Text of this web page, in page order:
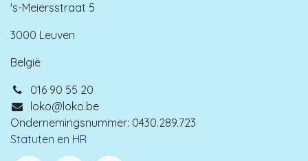
's-Meiersstraat 5
3000 Leuven
België
016 90 55 20
loko@loko.be
Ondernemingsnummer: 0430.289.723
Statuten en HR